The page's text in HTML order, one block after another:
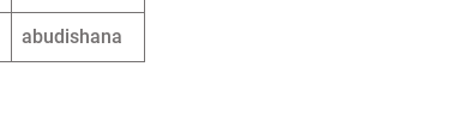
abudishana